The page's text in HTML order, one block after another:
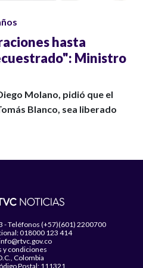
hasta
Ministro
Molano, pidió que el
Blanco, sea liberado
- Teléfonos (+57)(601) 2200700
018000 123 414
y condiciones
Colombia
Postal: 111321